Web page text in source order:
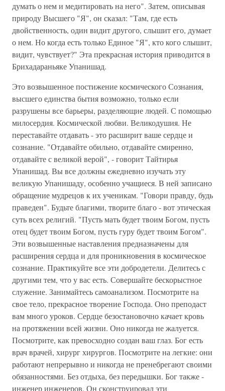
думать о нем и медитировать на него". Затем, описывая
природу Высшего "Я", он сказал: "Там, где есть
двойственность, один видит другого, слышит его, думает
о нем. Но когда есть только Единое "Я", кто кого слышит,
видит, чувствует?" Эта прекрасная история приводится в
Брихадараньяке Упанишад.
Это возвышенное постижение космического Сознания,
высшего единства бытия возможно, только если
разрушены все барьеры, разделяющие людей. С помощью
милосердия. Космической любви. Великодушия. Не
переставайте отдавать - это расширит ваше сердце и
сознание. "Отдавайте обильно, отдавайте смиренно,
отдавайте с великой верой", - говорит Тайтирья
Упанишад. Вы все должны ежедневно изучать эту
великую Упанишаду, особенно учащиеся. В ней записано
обращение мудрецов к их ученикам. "Говори правду, будь
праведен". Будьте благими, творите благо - вот этическая
суть всех религий. "Пусть мать будет твоим Богом, пусть
отец будет твоим Богом, пусть гуру будет твоим Богом".
Эти возвышенные наставления предназначены для
расширения сердца и для проникновения в космическое
сознание. Практикуйте все эти добродетели. Делитесь с
другими тем, что у вас есть. Совершайте бескорыстное
служение. Занимайтесь самоанализом. Посмотрите на
свое тело, прекрасное творение Господа. Оно преподаст
вам много уроков. Сердце безостановочно качает кровь
на протяжении всей жизни. Оно никогда не жалуется.
Посмотрите, как превосходно создан ваш глаз. Бог есть
врач врачей, хирург хирургов. Посмотрите на легкие: они
работают непрерывно и никогда не пренебрегают своими
обязанностями. Без отдыха, без передышки. Бог также -
инженер инженеров. Он сконструировал эти